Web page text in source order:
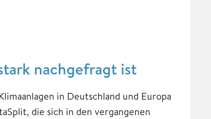
nachgefragt ist
in Deutschland und Europa
die sich in den vergangenen